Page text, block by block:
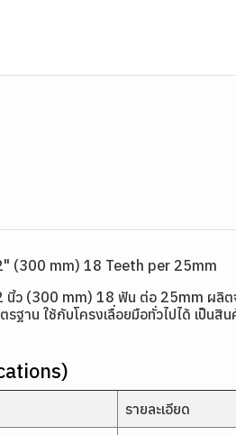
(300 mm) 18 Teeth per 25mm
นิ้ว (300 mm) 18 ฟัน ต่อ 25mm ผลิต
ฐาน ใช้กับโครงเลื่อยมือทั่วไปได้ เป็นสิ
รายละเอียด